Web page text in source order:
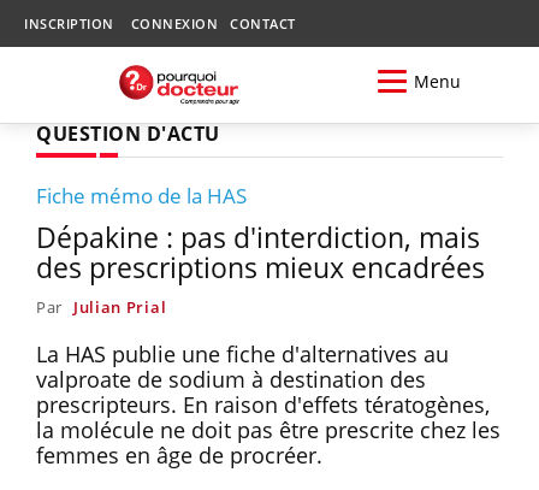
INSCRIPTION CONNEXION CONTACT
Menu
QUESTION D'ACTU
Fiche mémo de la HAS
Dépakine : pas d'interdiction, mais
des prescriptions mieux encadrées
Par Julian Prial
La HAS publie une fiche d'alternatives au
valproate de sodium à destination des
prescripteurs. En raison d'effets tératogènes,
la molécule ne doit pas être prescrite chez les
femmes en âge de procréer.